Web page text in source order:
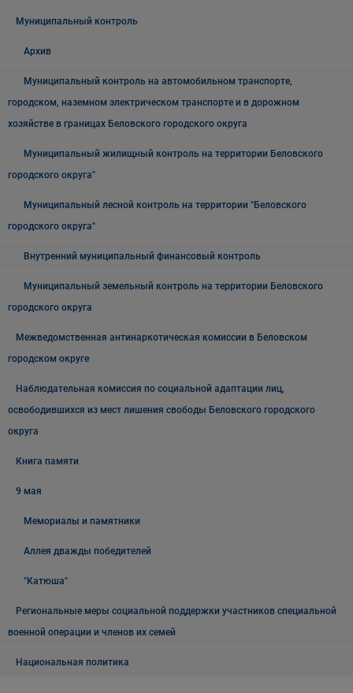
Муниципальный контроль
Архив
Муниципальный контроль на автомобильном транспорте,
городском, наземном электрическом транспорте и в дорожном
хозяйстве в границах Беловского городского округа
Муниципальный жилищный контроль на территории Беловского
городского округа"
Муниципальный лесной контроль на территории "Беловского
городского округа"
Внутренний муниципальный финансовый контроль
Муниципальный земельный контроль на территории Беловского
городского округа
Межведомственная антинаркотическая комиссии в Беловском
городском округе
Наблюдательная комиссия по социальной адаптации лиц,
освободившихся из мест лишения свободы Беловского городского
округа
Книга памяти
9 мая
Мемориалы и памятники
Аллея дважды победителей
"Катюша"
Региональные меры социальной поддержки участников специальной
военной операции и членов их семей
Национальная политика